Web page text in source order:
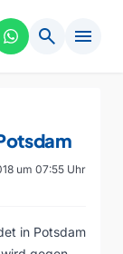
search menu
um 07:55 Uhr
in Potsdam